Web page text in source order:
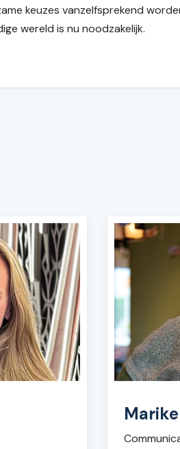
keuzes vanzelfsprekend
wereld is nu noodzakelijk.